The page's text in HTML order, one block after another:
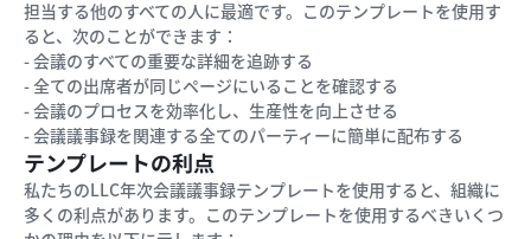
担当する他のすべての人に最適です。このテンプレートを使用す
ると、次のことができます：
- 会議のすべての重要な詳細を追跡する
- 全ての出席者が同じページにいることを確認する
- 会議のプロセスを効率化し、生産性を向上させる
- 会議議事録を関連する全てのパーティーに簡単に配布する
テンプレートの利点
私たちのLLC年次会議議事録テンプレートを使用すると、組織に
多くの利点があります。このテンプレートを使用するべきいくつ